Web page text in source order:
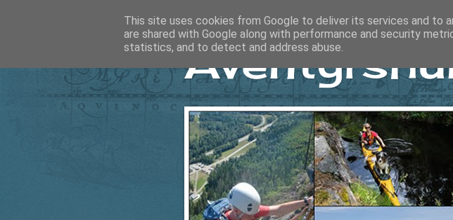
This site uses cookies from Google to deliver its services and to
are shared with Google along with performance and security
statistics, and to detect and address abuse.